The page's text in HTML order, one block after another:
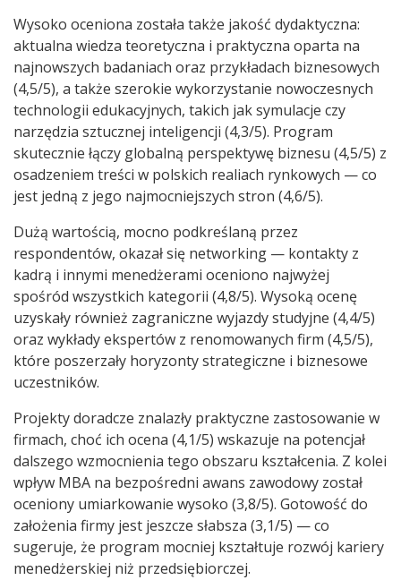
Wysoko oceniona została także jakość dydaktyczna:
aktualna wiedza teoretyczna i praktyczna oparta na
najnowszych badaniach oraz przykładach biznesowych
(4,5/5), a także szerokie wykorzystanie nowoczesnych
technologii edukacyjnych, takich jak symulacje czy
narzędzia sztucznej inteligencji (4,3/5). Program
skutecznie łączy globalną perspektywę biznesu (4,5/5) z
osadzeniem treści w polskich realiach rynkowych — co
jest jedną z jego najmocniejszych stron (4,6/5).
Dużą wartością, mocno podkreślaną przez
respondentów, okazał się networking — kontakty z
kadrą i innymi menedżerami oceniono najwyżej
spośród wszystkich kategorii (4,8/5). Wysoką ocenę
uzyskały również zagraniczne wyjazdy studyjne (4,4/5)
oraz wykłady ekspertów z renomowanych firm (4,5/5),
które poszerzały horyzonty strategiczne i biznesowe
uczestników.
Projekty doradcze znalazły praktyczne zastosowanie w
firmach, choć ich ocena (4,1/5) wskazuje na potencjał
dalszego wzmocnienia tego obszaru kształcenia. Z kolei
wpływ MBA na bezpośredni awans zawodowy został
oceniony umiarkowanie wysoko (3,8/5). Gotowość do
założenia firmy jest jeszcze słabsza (3,1/5) — co
sugeruje, że program mocniej kształtuje rozwój kariery
menedżerskiej niż przedsiębiorczej.